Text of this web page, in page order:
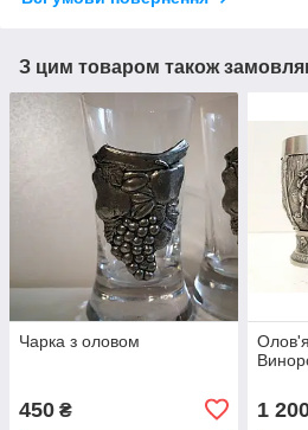
З цим товаром також
Чарка з оловом
450 ₴ 1